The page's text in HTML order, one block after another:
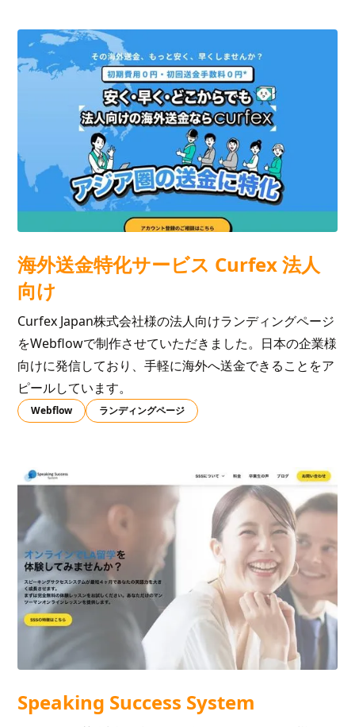
海外送金特化サービス Curfex 法人
向け
Curfex Japan株式会社様の法人向けランディングページ
をWebflowで制作させていただきました。日本の企業様
向けに発信しており、手軽に海外へ送金できることをア
ピールしています。
Webflow ランディングページ
Speaking Success System